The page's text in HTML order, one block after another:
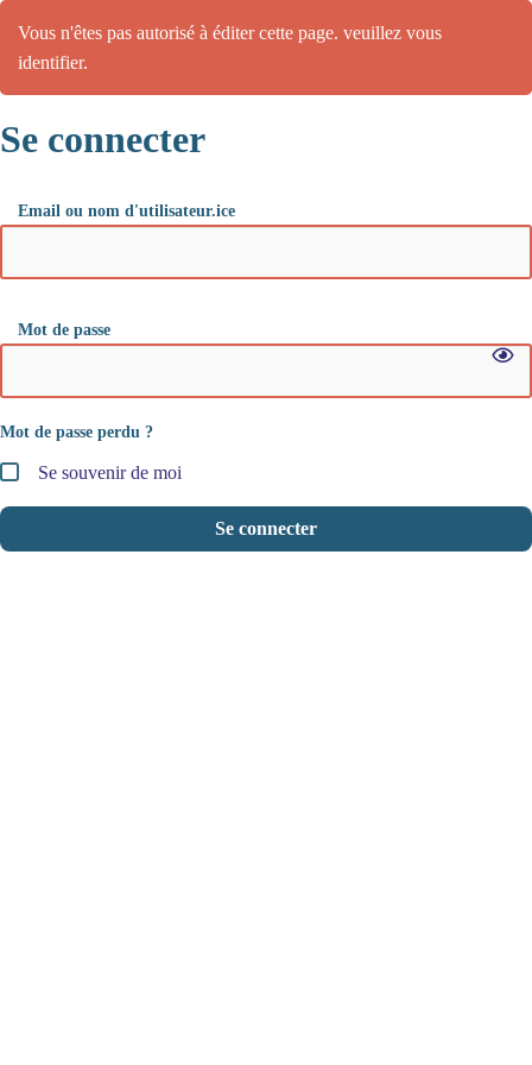
Vous n'êtes pas autorisé à éditer cette page. veuillez vous
identifier.
Se connecter
Email ou nom d'utilisateur.ice
Mot de passe
Mot de passe perdu ?
Se souvenir de moi
Se connecter